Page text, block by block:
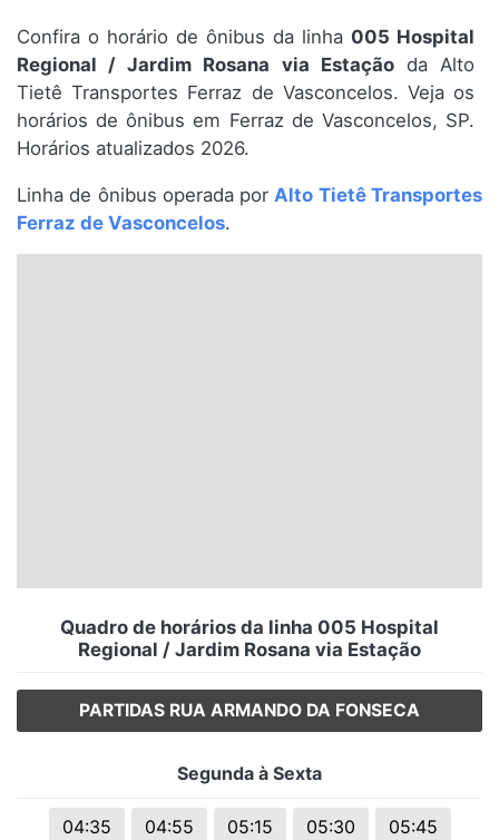
Espírito Santo
Paraná
Santa Catarina
Rio Grande do Sul
Confira o horário de ônibus da linha 005 Hospital
Regional / Jardim Rosana via Estaçãoda Alto
Tietê Transportes Ferraz de Vasconcelos. Veja os
horários de ônibus em Ferraz de Vasconcelos, SP.
Horários atualizados 2026.
Linha de ônibus operada porAlto Tietê Transportes
Ferraz de Vasconcelos.
Quadro de horários da linha 005 Hospital
Regional / Jardim Rosana via Estação
PARTIDAS RUA ARMANDO DA FONSECA
Segunda à Sexta
04:35 04:55 05:15 05:30
05:45